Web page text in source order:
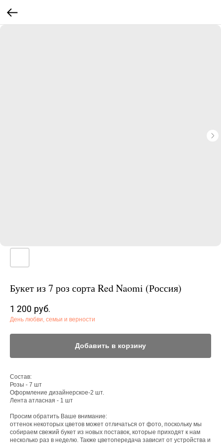
Букет из 7 роз сорта Red Naomi (Россия)
1 200 руб.
День любви, семьи и верности
Добавить в корзину
Состав:
Розы - 7 шт
Оформление дизайнерское-2 шт.
Лента атласная - 1 шт
Просим обратить Ваше внимание:
оттенок некоторых цветов может отличаться от фото, поскольку мы
собираем свежий букет из новых поставок, которые приходят к нам
несколько раз в неделю. Также цветопередача зависит от устройства и